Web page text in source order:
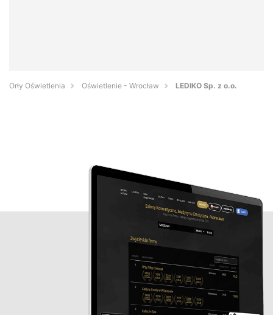
Orły Oświetlenia Oświetlenie - Wrocław LEDIKO Sp. z o.o.